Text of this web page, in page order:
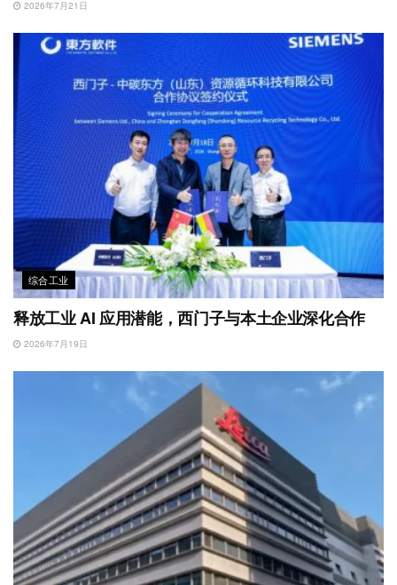
2026年7月21日
综合工业
释放工业 AI 应用潜能，西门子与本土企业深化合作
2026年7月19日